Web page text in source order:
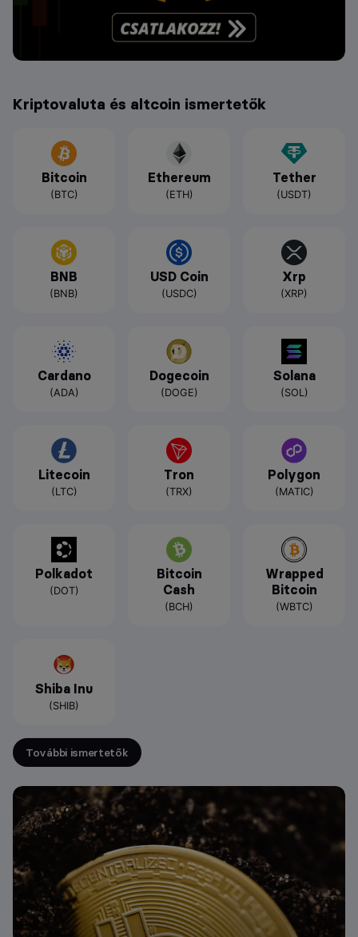
Kriptovaluta és altcoin ismertetők
Bitcoin
(BTC)
Ethereum
(ETH)
Tether
(USDT)
BNB
(BNB)
USD Coin
(USDC)
Xrp
(XRP)
Cardano
(ADA)
Dogecoin
(DOGE)
Solana
(SOL)
Litecoin
(LTC)
Tron
(TRX)
Polygon
(MATIC)
Polkadot
(DOT)
Bitcoin
Cash
(BCH)
Wrapped
Bitcoin
(WBTC)
Shiba Inu
(SHIB)
További ismertetők